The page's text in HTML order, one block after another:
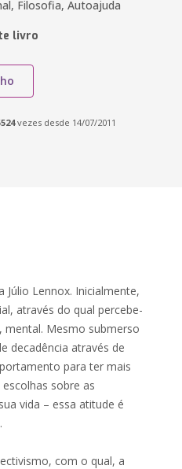
Filosofia, Autoajuda
livro
vezes desde 14/07/2011
Lennox. Inicialmente,
através do qual percebe-
mental. Mesmo submerso
decadência através de
para ter mais
sobre as
vida – essa atitude é
com o qual, a